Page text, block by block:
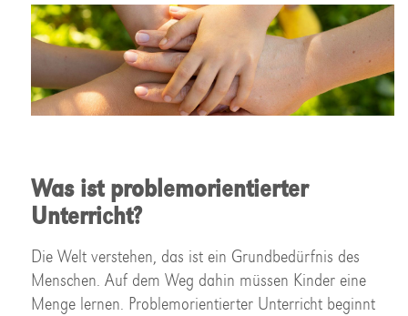
Was ist problemorientierter
Unterricht?
Die Welt verstehen, das ist ein Grundbedürfnis des
Menschen. Auf dem Weg dahin müssen Kinder eine
Menge lernen. Problemorientierter Unterricht beginnt